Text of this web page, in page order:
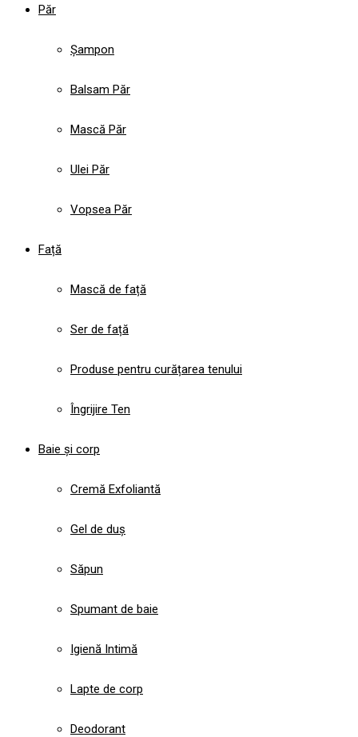
Păr
Șampon
Balsam Păr
Mască Păr
Ulei Păr
Vopsea Păr
Față
Mască de față
Ser de față
Produse pentru curățarea tenului
Îngrijire Ten
Baie și corp
Cremă Exfoliantă
Gel de duș
Săpun
Spumant de baie
Igienă Intimă
Lapte de corp
Deodorant